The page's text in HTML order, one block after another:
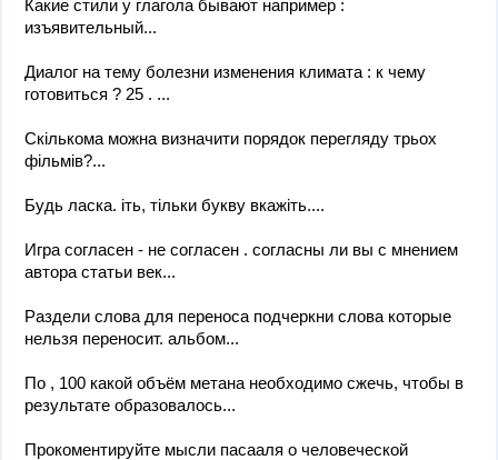
Какие стили у глагола бывают например :
изъявительный...
Диалог на тему болезни изменения климата : к чему
готовиться ? 25 . ​...
Скількома можна визначити порядок перегляду трьох
фільмів?...
Будь ласка. іть, тільки букву вкажіть....
Игра согласен - не согласен . согласны ли вы с мнением
автора статьи век...
Раздели слова для переноса подчеркни слова которые
нельзя переносит. альбом...
По , 100 какой объём метана необходимо сжечь, чтобы в
результате образовалось...
Прокоментируйте мысли пасааля о человеческой